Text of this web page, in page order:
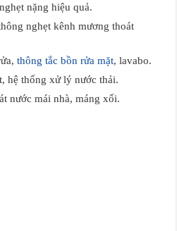
nặng hiệu quả.
nghẹt kênh mương thoát
thông tắc bồn rửa mặt, lavabo.
hệ thống xử lý nước thải.
nước mái nhà, máng xối.